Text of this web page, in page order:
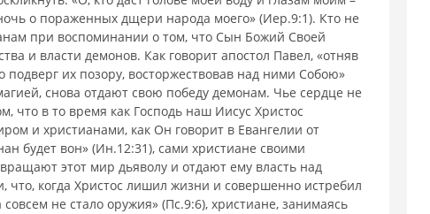
о пораженных дщери народа моего» (Иер.9:1). Кто не
при воспоминании о том, что Сын Божий Своей
и власти демонов. Как говорит апостол Павел, «отняв
подверг их позору, восторжествовав над ними Собою»
снова отдают свою победу демонам. Чье сердце не
что в то время как Господь наш Иисус Христос
и христианами, как Он говорит в Евангелии от
будет вон» (Ин.12:31), сами христиане своими
этот мир дьяволу и отдают ему власть над
что, когда Христос лишил жизни и совершенно истребил
совсем не стало оружия» (Пс.9:6), христиане, занимаясь